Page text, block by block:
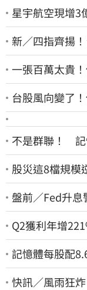
星宇航空現增3
新／四指齊揚
一張百萬太貴
台股風向變了
不是群聯！ 記
股災這8檔規
盤前／Fed升
Q2獲利年增
記憶體每股配
快訊／風雨狂